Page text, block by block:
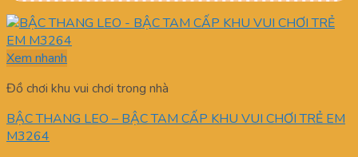
Xem nhanh
Đồ chơi khu vui chơi trong nhà
BẬC THANG LEO – BẬC TAM CẤP KHU VUI CHƠI TRẺ EM
M3264